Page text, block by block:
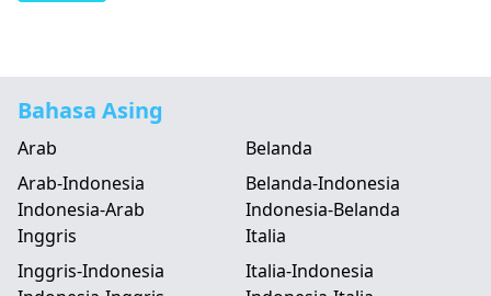
Bahasa Asing
Arab
Arab-Indonesia
Indonesia-Arab
Belanda
Belanda-Indonesia
Indonesia-Belanda
Inggris
Inggris-Indonesia
Italia
Italia-Indonesia